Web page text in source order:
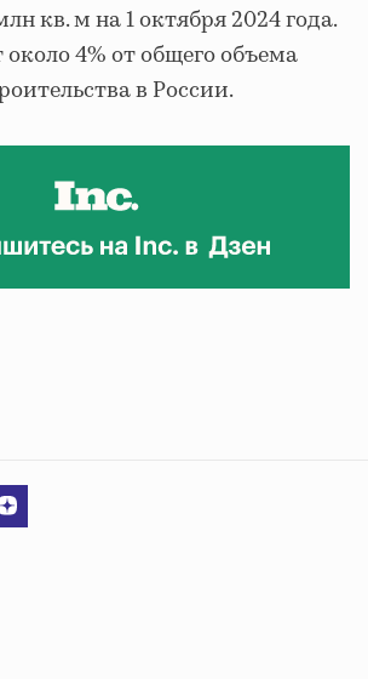
кв. м на 1 октября 2024 года.
около 4% от общего объема
в России.